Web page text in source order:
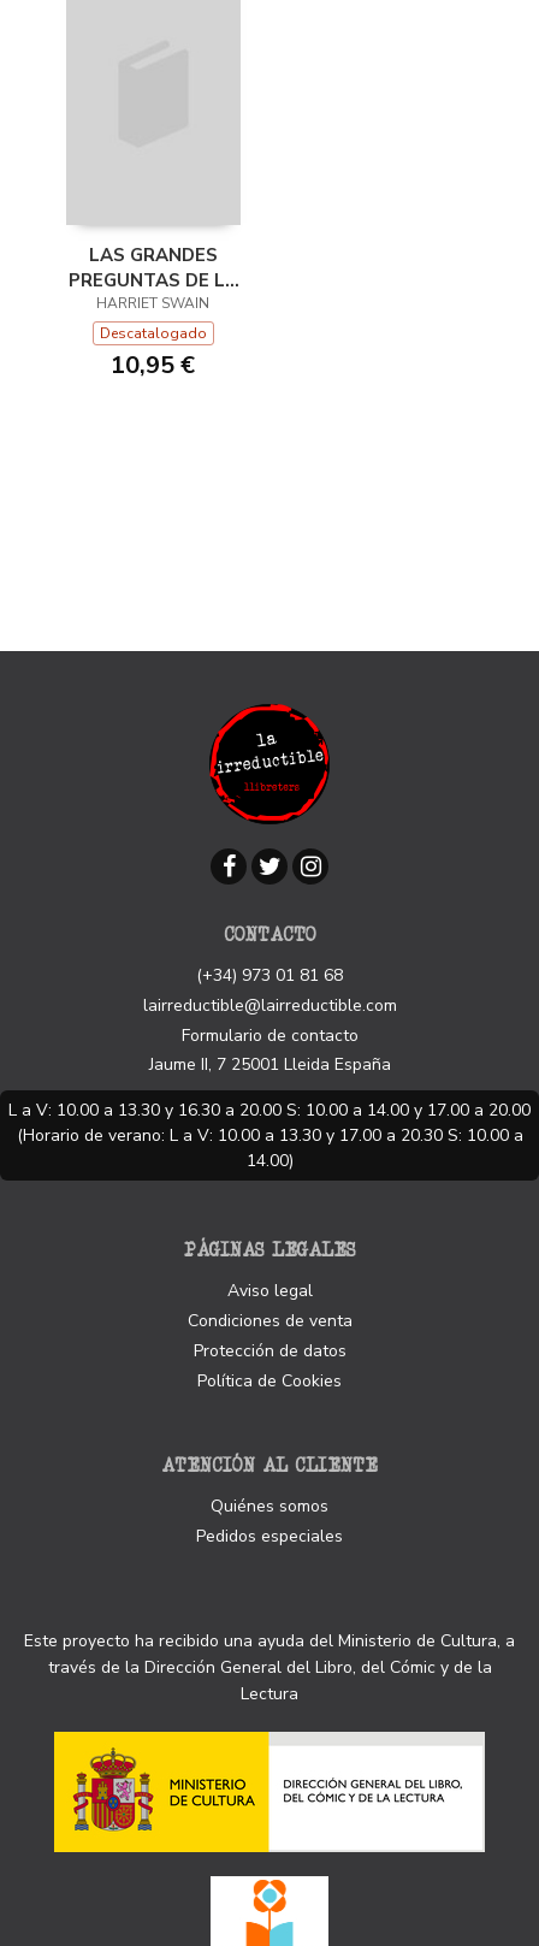
LAS GRANDES
PREGUNTAS DE LA
CIENCIA
HARRIET SWAIN
Descatalogado
10,95 €
CONTACTO
(+34) 973 01 81 68
lairreductible@lairreductible.com
Formulario de contacto
Jaume II, 7 25001 Lleida España
L a V: 10.00 a 13.30 y 16.30 a 20.00 S: 10.00 a 14.00 y 17.00 a 20.00
(Horario de verano: L a V: 10.00 a 13.30 y 17.00 a 20.30 S: 10.00 a
14.00)
PÁGINAS LEGALES
Aviso legal
Condiciones de venta
Protección de datos
Política de Cookies
ATENCIÓN AL CLIENTE
Quiénes somos
Pedidos especiales
Este proyecto ha recibido una ayuda del Ministerio de Cultura, a
través de la Dirección General del Libro, del Cómic y de la
Lectura